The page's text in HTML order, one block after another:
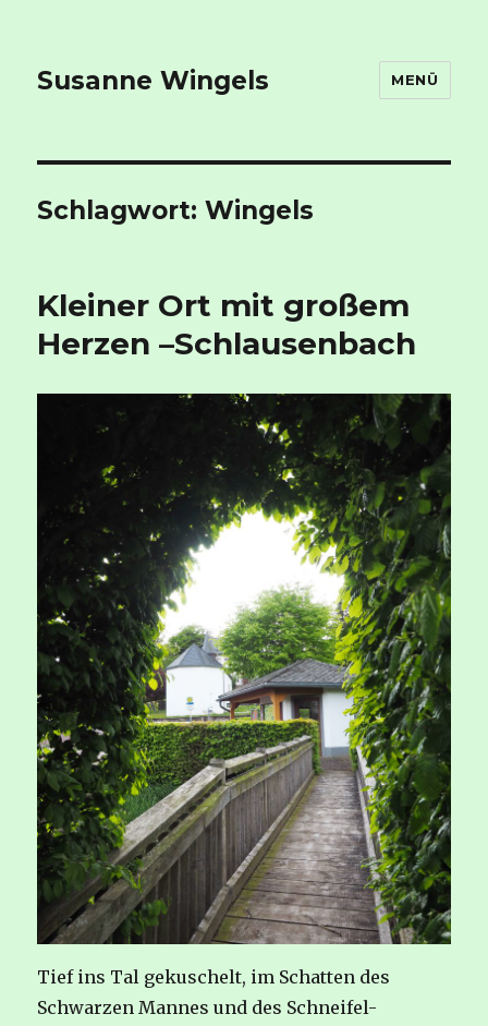
Susanne Wingels MENÜ
Schlagwort:Wingels
Kleiner Ort mit großem
Herzen –Schlausenbach
Tief ins Tal gekuschelt, im Schatten des
Schwarzen Mannes und des Schneifel-